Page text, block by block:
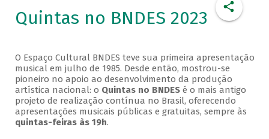
Quintas no BNDES 2023
O Espaço Cultural BNDES teve sua primeira apresentação
musical em julho de 1985. Desde então, mostrou-se
pioneiro no apoio ao desenvolvimento da produção
artística nacional: o Quintas no BNDESé o mais antigo
projeto de realização contínua no Brasil, oferecendo
apresentações musicais públicas e gratuitas, sempre às
quintas-feiras às 19h.